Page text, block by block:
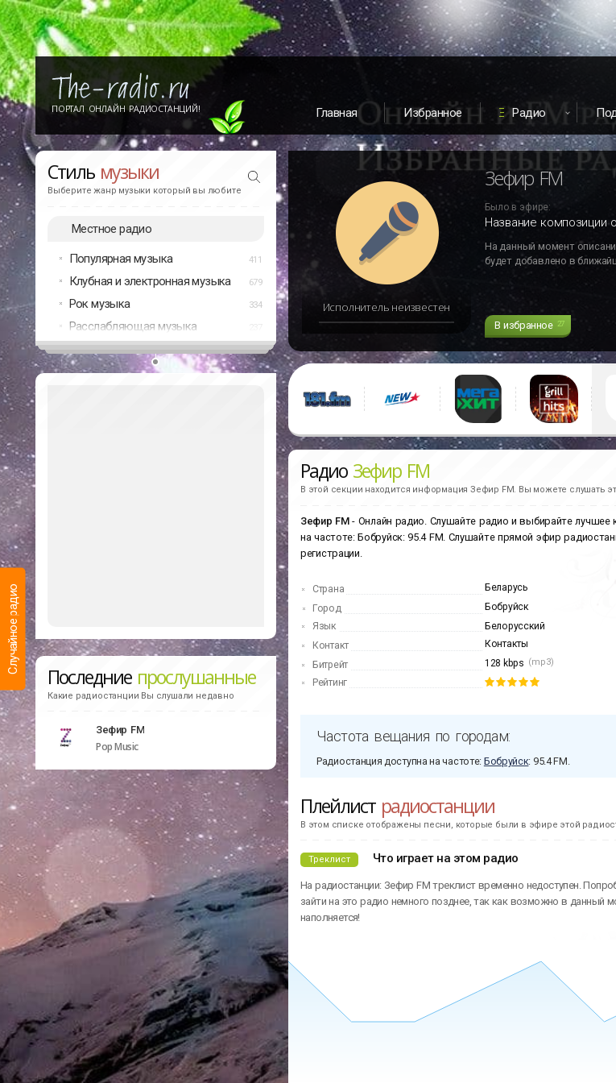
Случайное радио
ПОРТАЛ ОНЛАЙН РАДИОСТАНЦИЙ! Главная Избранное Радио
Стиль музыки
Выберите жанр музыки который вы любите
Местное радио
Популярная музыка 411
Клубная и электронная музыка 679
Рок музыка 334
Расслабляющая музыка
Последние прослушанные
Какие радиостанции Вы слушали недавно
Зефир FM
Pop Music
Исполнитель неизвестен
Зефир FM
Было в эфире:
Название композиции
На данный момент
будет добавлено в
В избранное 27
Радио Зефир FM
В этой секции находится информация Зефир FM. Вы можете слушать
Зефир FM- Онлайн радио. Слушайте радио и выбирайте лучшее
на частоте: Бобруйск: 95.4 FM. Слушайте прямой эфир
регистрации.
Страна
Беларусь
Город
Бобруйск
Язык
Белорусский
Контакт
Контакты
Битрейт
128 kbps (mp3)
Рейтинг
Частота вещания по городам:
Радиостанция доступна на частоте: Бобруйск: 95.4 FM.
Плейлист радиостанции
В этом списке отображены песни, которые были в эфире этой
Треклист Что играет на этом радио
На радиостанции: Зефир FM треклист временно недоступен.
зайти на это радио немного позднее, так как возможно в данный
наполняется!